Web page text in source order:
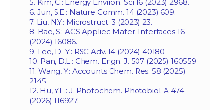
5. Kim, C.: Energy Environ. Sci 16 (2023) 2968.
6. Jun, S.E.: Nature Comm. 14 (2023) 609.
7. Liu, N.Y.: Microstruct. 3 (2023) 23.
8. Bae, S.: ACS Applied Mater. Interfaces 16
(2024) 16086.
9. Lee, D.-Y.: RSC Adv. 14 (2024) 40180.
10. Pan, D.L.: Chem. Engn. J. 507 (2025) 160559
11. Wang, Y.: Accounts Chem. Res. 58 (2025)
2145.
12. Hu, Y.F.: J. Photochem. Photobiol. A 474
(2026) 116927.